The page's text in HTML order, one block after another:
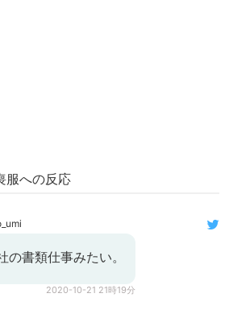
服への反応
の書類仕事みたい。
2020-10-21 21時19分